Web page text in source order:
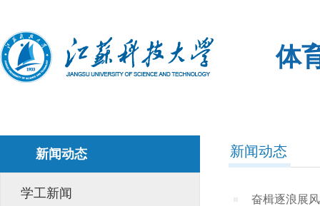
体
新闻动态
学工新闻
新闻动态
奋楫逐浪展